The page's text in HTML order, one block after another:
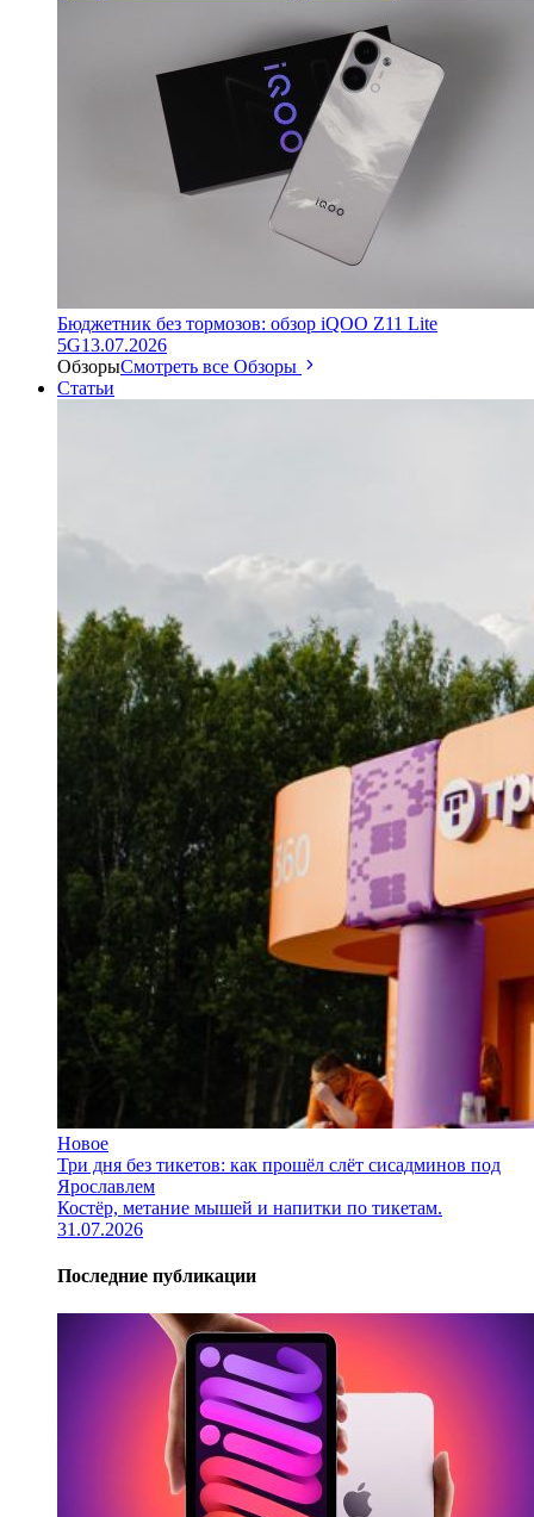
Бюджетник без тормозов: обзор iQOO Z11 Lite
5G13.07.2026
ОбзорыСмотреть все Обзоры
Статьи
Новое
Три дня без тикетов: как прошёл слёт сисадминов под
Ярославлем
Костёр, метание мышей и напитки по тикетам.
31.07.2026
Последние публикации